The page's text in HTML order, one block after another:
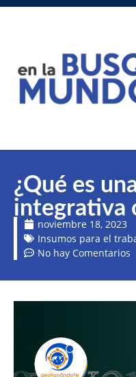
¿Qué es
integrativa
noviembre 18, 2023
Insumos para el
No hay Comentarios